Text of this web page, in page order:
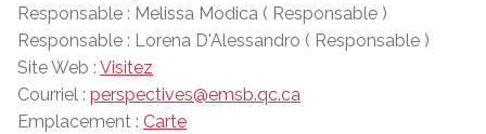
Responsable : Melissa Modica ( Responsable )
Responsable : Lorena D'Alessandro ( Responsable )
Site Web : Visitez
Courriel : perspectives@emsb.qc.ca
Emplacement : Carte